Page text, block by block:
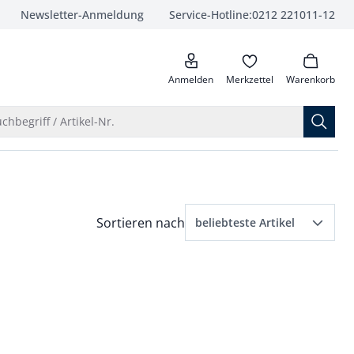
Newsletter-Anmeldung Service-Hotline:0212 221011-12
anrufen
Anmelden Merkzettel Warenkorb
/ Artikel-Nr.
Menü Sortierung: beliebteste Artikel
Sortieren nach beliebteste Artikel